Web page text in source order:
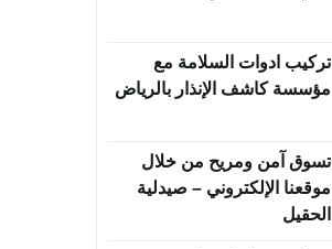
تركيب ادوات السلامة مع
مؤسسة كاشف الإنذار بالرياض
تسوق آمن ومريح من خلال
موقعنا الإلكتروني – صيدلية
الحقيل